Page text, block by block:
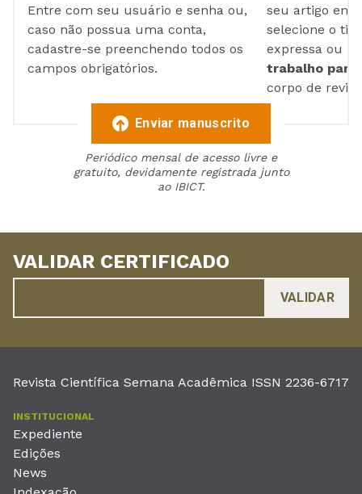
Entre com seu usuário e senha ou,
caso não possua uma conta,
cadastre-se preenchendo todos os
campos obrigatórios.
seu artigo em
selecione o
expressa ou
trabalho para
corpo de
Enviar manuscrito
Periódico mensal de acesso livre e
gratuito, devidamente registrada junto
ao IBICT.
VALIDAR CERTIFICADO
Revista Científica Semana Acadêmica ISSN 2236-6717
INSTITUCIONAL
Expediente
Edições
News